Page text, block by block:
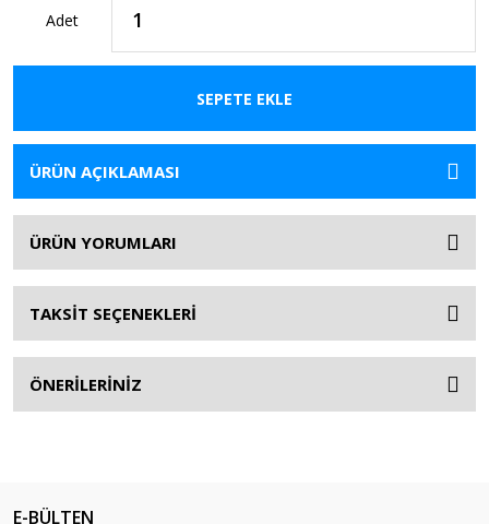
Adet
SEPETE EKLE
ÜRÜN AÇIKLAMASI
ÜRÜN YORUMLARI
TAKSİT SEÇENEKLERİ
ÖNERİLERİNİZ
E-BÜLTEN